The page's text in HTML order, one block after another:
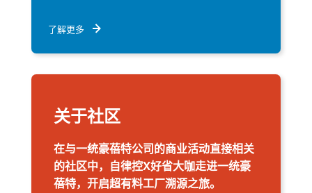
了解更多
关于社区
在与一统豪蓓特公司的商业活动直接相关
的社区中，自律控X好省大咖走进一统豪
蓓特，开启超有料工厂溯源之旅。